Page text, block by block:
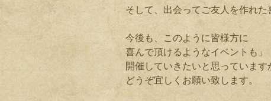
そして、出会ってご友人を作れ
今後も、このように皆様方に
喜んで頂けるようなイベントも」
開催していきたいと思っています
どうぞ宜しくお願い致します。